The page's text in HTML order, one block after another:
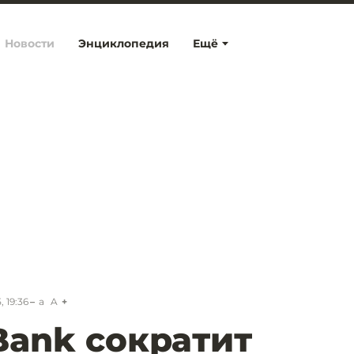
Ещё
Новости Энциклопедия
19:36 a A
сократит